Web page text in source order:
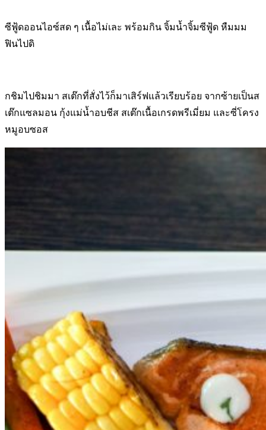
ซีฟู้ดออนไอซ์สด ๆ เนื้อไม่เละ พร้อมกิน จิ้มน้ำจิ้มซีฟู้ด หืมมม
ฟินไปดิ
กชิมไปชิมมา สเต๊กที่สั่งไว้ก็มาเสิร์ฟแล้วเรียบร้อย จากซ้ายเป็นส
เต๊กแซลมอน กุ้งแม่น้ำอบชีส สเต๊กเนื้อเกรดพรีเมี่ยม และซี่โครง
หมูอบซอส